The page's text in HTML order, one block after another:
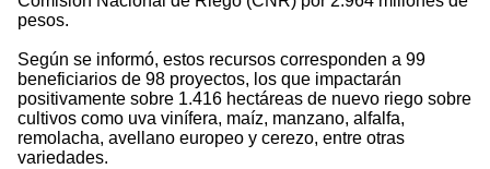
pesos.
Según se informó, estos recursos corresponden a 99
beneficiarios de 98 proyectos, los que impactarán
positivamente sobre 1.416 hectáreas de nuevo riego sobre
cultivos como uva vinífera, maíz, manzano, alfalfa,
remolacha, avellano europeo y cerezo, entre otras
variedades.